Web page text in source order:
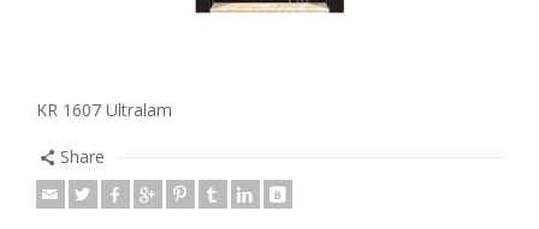
KR 1607 Ultralam
Share